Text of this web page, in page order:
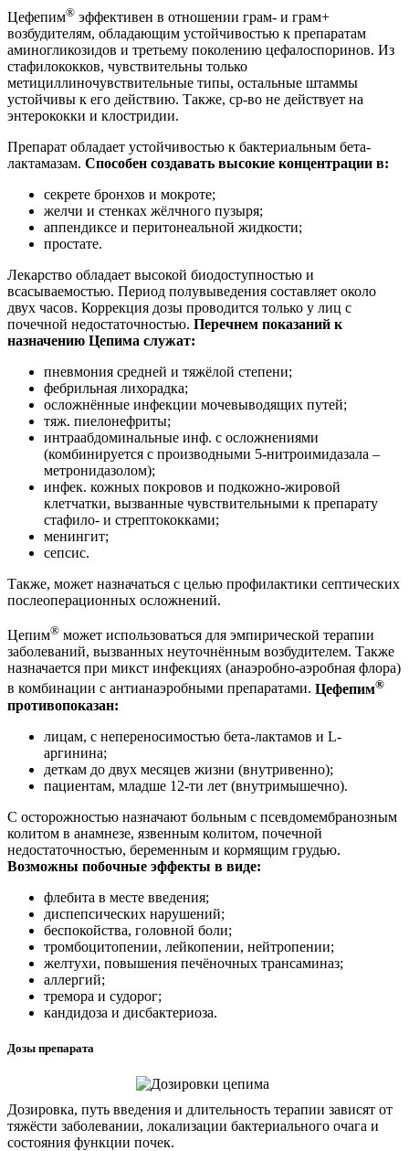
Цефепим® эффективен в отношении грам- и грам+
возбудителям, обладающим устойчивостью к препаратам
аминогликозидов и третьему поколению цефалоспоринов. Из
стафилококков, чувствительны только
метициллиночувствительные типы, остальные штаммы
устойчивы к его действию. Также, ср-во не действует на
энтерококки и клостридии.
Препарат обладает устойчивостью к бактериальным бета-
лактамазам. Способен создавать высокие концентрации в:
секрете бронхов и мокроте;
желчи и стенках жёлчного пузыря;
аппендиксе и перитонеальной жидкости;
простате.
Лекарство обладает высокой биодоступностью и
всасываемостью. Период полувыведения составляет около
двух часов. Коррекция дозы проводится только у лиц с
почечной недостаточностью. Перечнем показаний к
назначению Цепима служат:
пневмония средней и тяжёлой степени;
фебрильная лихорадка;
осложнённые инфекции мочевыводящих путей;
тяж. пиелонефриты;
интраабдоминальные инф. с осложнениями
(комбинируется с производными 5-нитроимидазала –
метронидазолом);
инфек. кожных покровов и подкожно-жировой
клетчатки, вызванные чувствительными к препарату
стафило- и стрептококками;
менингит;
сепсис.
Также, может назначаться с целью профилактики септических
послеоперационных осложнений.
Цепим® может использоваться для эмпирической терапии
заболеваний, вызванных неуточнённым возбудителем. Также
назначается при микст инфекциях (анаэробно-аэробная флора)
в комбинации с антианаэробными препаратами. Цефепим®
противопоказан:
лицам, с непереносимостью бета-лактамов и L-
аргинина;
деткам до двух месяцев жизни (внутривенно);
пациентам, младше 12-ти лет (внутримышечно).
С осторожностью назначают больным с псевдомембранозным
колитом в анамнезе, язвенным колитом, почечной
недостаточностью, беременным и кормящим грудью.
Возможны побочные эффекты в виде:
флебита в месте введения;
диспепсических нарушений;
беспокойства, головной боли;
тромбоцитопении, лейкопении, нейтропении;
желтухи, повышения печёночных трансаминаз;
аллергий;
тремора и судорог;
кандидоза и дисбактериоза.
Дозы препарата
Дозировка, путь введения и длительность терапии зависят от
тяжёсти заболевании, локализации бактериального очага и
состояния функции почек.